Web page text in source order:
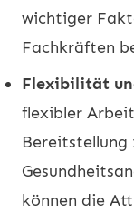
wichtiger
Fachkräften
Flexibilität
flexibler
Bereitstellung
können die